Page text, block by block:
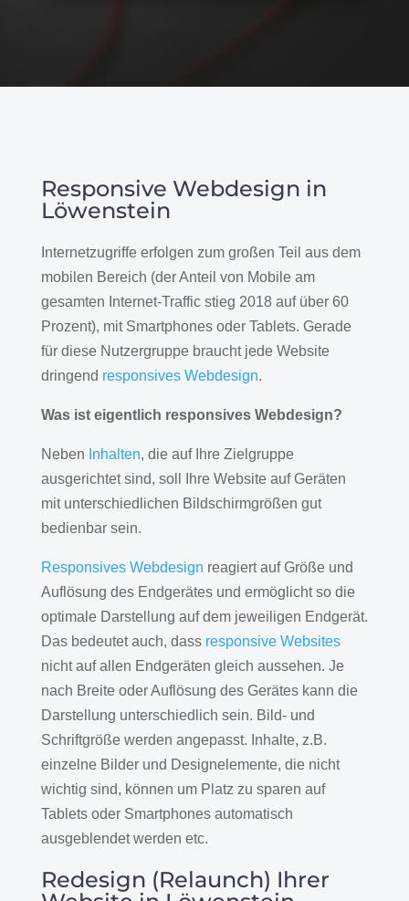
Responsive Webdesign in
Löwenstein
Internetzugriffe erfolgen zum großen Teil aus dem
mobilen Bereich (der Anteil von Mobile am
gesamten Internet-Traffic stieg 2018 auf über 60
Prozent), mit Smartphones oder Tablets. Gerade
für diese Nutzergruppe braucht jede Website
dringend responsives Webdesign.
Was ist eigentlich responsives Webdesign?
Neben Inhalten, die auf Ihre Zielgruppe
ausgerichtet sind, soll Ihre Website auf Geräten
mit unterschiedlichen Bildschirmgrößen gut
bedienbar sein.
Responsives Webdesign reagiert auf Größe und
Auflösung des Endgerätes und ermöglicht so die
optimale Darstellung auf dem jeweiligen Endgerät.
Das bedeutet auch, dass responsive Websites
nicht auf allen Endgeräten gleich aussehen. Je
nach Breite oder Auflösung des Gerätes kann die
Darstellung unterschiedlich sein. Bild- und
Schriftgröße werden angepasst. Inhalte, z.B.
einzelne Bilder und Designelemente, die nicht
wichtig sind, können um Platz zu sparen auf
Tablets oder Smartphones automatisch
ausgeblendet werden etc.
Redesign (Relaunch) Ihrer